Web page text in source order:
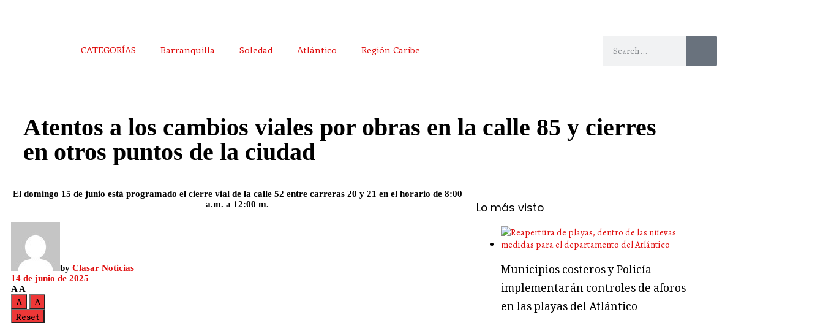
CATEGORÍAS Barranquilla Soledad Atlántico Región Caribe
Atentos a los cambios viales por obras en la calle 85 y cierres
en otros puntos de la ciudad
El domingo 15 de junio está programado el cierre vial de la calle 52 entre carreras 20 y 21 en el horario de 8:00
a.m. a 12:00 m.
by Clasar Noticias
14 de junio de 2025
A A
A
A
Reset
Lo más visto
Municipios costeros y Policía
implementarán controles de aforos
en las playas del Atlántico